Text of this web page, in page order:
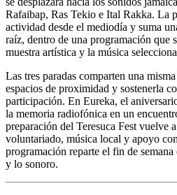
Rafaibap, Ras Tekio e Ital Rakka. La
actividad desde el mediodía y suma
raíz, dentro de una programación que
muestra artística y la música
Las tres paradas comparten una
espacios de proximidad y sostenerla
participación. En Eureka, el
la memoria radiofónica en un
preparación del Teresuca Fest vuelve
voluntariado, música local y apoyo
programación reparte el fin de
y lo sonoro.